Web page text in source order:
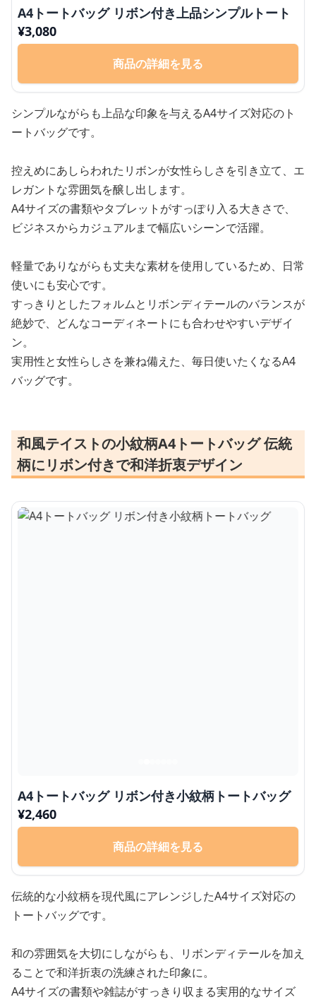
A4トートバッグ リボン付き上品シンプルトート
¥3,080
商品の詳細を見る
シンプルながらも上品な印象を与えるA4サイズ対応のト
ートバッグです。
控えめにあしらわれたリボンが女性らしさを引き立て、エ
レガントな雰囲気を醸し出します。
A4サイズの書類やタブレットがすっぽり入る大きさで、
ビジネスからカジュアルまで幅広いシーンで活躍。
軽量でありながらも丈夫な素材を使用しているため、日常
使いにも安心です。
すっきりとしたフォルムとリボンディテールのバランスが
絶妙で、どんなコーディネートにも合わせやすいデザイ
ン。
実用性と女性らしさを兼ね備えた、毎日使いたくなるA4
バッグです。
和風テイストの小紋柄A4トートバッグ 伝統
柄にリボン付きで和洋折衷デザイン
A4トートバッグ リボン付き小紋柄トートバッグ
¥2,460
商品の詳細を見る
伝統的な小紋柄を現代風にアレンジしたA4サイズ対応の
トートバッグです。
和の雰囲気を大切にしながらも、リボンディテールを加え
ることで和洋折衷の洗練された印象に。
A4サイズの書類や雑誌がすっきり収まる実用的なサイズ